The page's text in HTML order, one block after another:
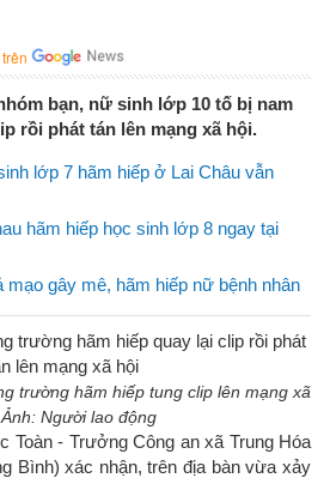
bạn, nữ sinh lớp 10 tố bị nam
rồi phát tán lên mạng xã hội.
lớp 7 hãm hiếp ở Lai Châu vẫn
hãm hiếp học sinh lớp 8 ngay tại
mạo gây mê, hãm hiếp nữ bệnh nhân
trường hãm hiếp tung clip lên mạng xã
Người lao động
Toàn - Trưởng Công an xã Trung Hóa
Bình) xác nhận, trên địa bàn vừa xảy